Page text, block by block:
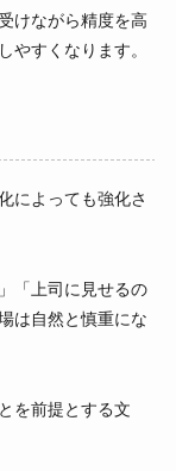
けながら精度を高
やすくなります。
によっても強化さ
「上司に見せるの
は自然と慎重にな
を前提とする文